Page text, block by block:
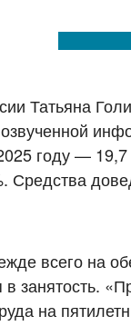
Татьяна
году —
Средства
всего на
занятость.
на